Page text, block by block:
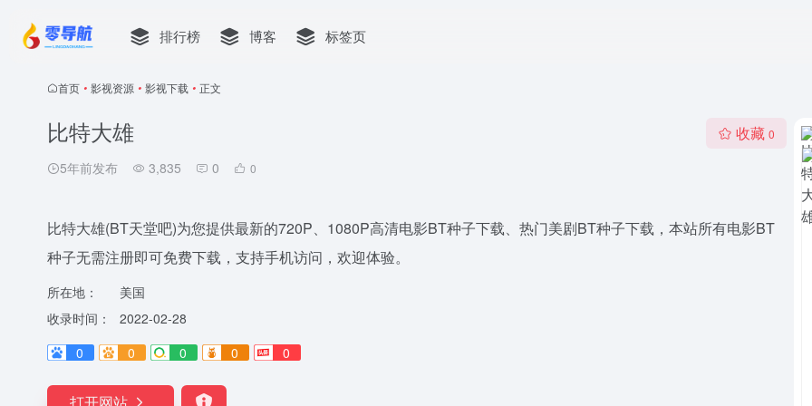
排行榜 博客 标签页
首页 • 影视资源 • 影视下载 • 正文
比特大雄
5年前发布 3,835 0 0
收藏 0
比特大雄(BT天堂吧)为您提供最新的720P、1080P高清电影BT种子下载、热门美剧BT种子下载，本站所有电影BT
种子无需注册即可免费下载，支持手机访问，欢迎体验。
所在地：
美国
收录时间：
2022-02-28
0
0 0 0 0